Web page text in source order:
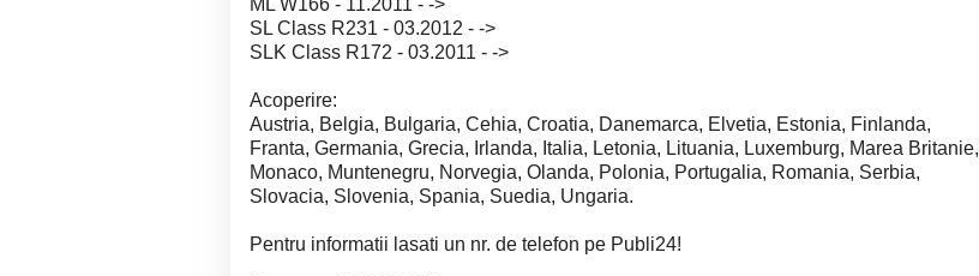
ML W166 - 11.2011 - ->
SL Class R231 - 03.2012 - ->
SLK Class R172 - 03.2011 - ->
Acoperire:
Austria, Belgia, Bulgaria, Cehia, Croatia, Danemarca, Elvetia, Estonia, Finlanda,
Franta, Germania, Grecia, Irlanda, Italia, Letonia, Lituania, Luxemburg, Marea Britanie,
Monaco, Muntenegru, Norvegia, Olanda, Polonia, Portugalia, Romania, Serbia,
Slovacia, Slovenia, Spania, Suedia, Ungaria.
Pentru informatii lasati un nr. de telefon pe Publi24!